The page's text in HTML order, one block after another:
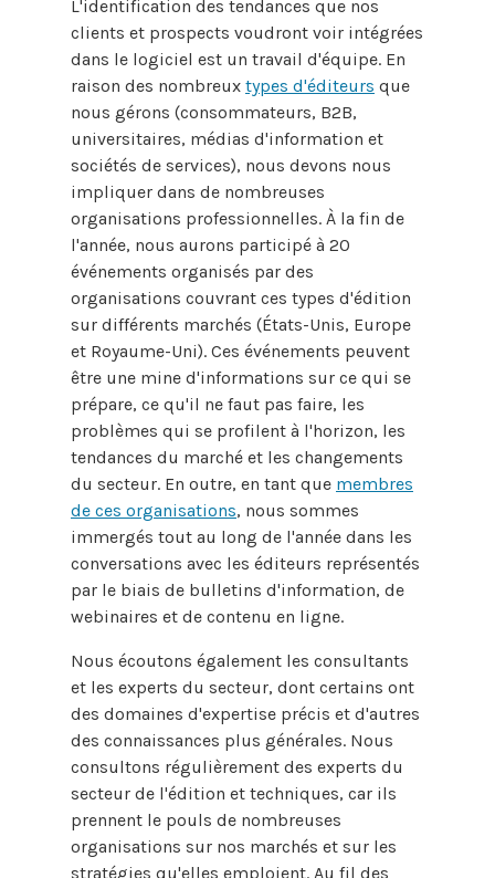
L'identification des tendances que nos
clients et prospects voudront voir intégrées
dans le logiciel est un travail d'équipe. En
raison des nombreux types d'éditeurs que
nous gérons (consommateurs, B2B,
universitaires, médias d'information et
sociétés de services), nous devons nous
impliquer dans de nombreuses
organisations professionnelles. À la fin de
l'année, nous aurons participé à 20
événements organisés par des
organisations couvrant ces types d'édition
sur différents marchés (États-Unis, Europe
et Royaume-Uni). Ces événements peuvent
être une mine d'informations sur ce qui se
prépare, ce qu'il ne faut pas faire, les
problèmes qui se profilent à l'horizon, les
tendances du marché et les changements
du secteur. En outre, en tant que membres
de ces organisations, nous sommes
immergés tout au long de l'année dans les
conversations avec les éditeurs représentés
par le biais de bulletins d'information, de
webinaires et de contenu en ligne.
Nous écoutons également les consultants
et les experts du secteur, dont certains ont
des domaines d'expertise précis et d'autres
des connaissances plus générales. Nous
consultons régulièrement des experts du
secteur de l'édition et techniques, car ils
prennent le pouls de nombreuses
organisations sur nos marchés et sur les
stratégies qu'elles emploient. Au fil des